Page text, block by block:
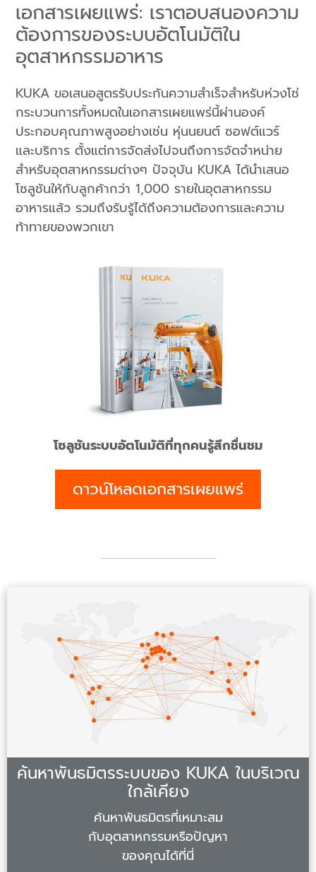
เอกสารเผยแพร่: เราตอบสนองความ
ต้องการของระบบอัตโนมัติใน
อุตสาหกรรมอาหาร
KUKA ขอเสนอสูตรรับประกันความสำเร็จสำหรับห่วงโซ่
กระบวนการทั้งหมดในเอกสารเผยแพร่นี้ผ่านองค์
ประกอบคุณภาพสูงอย่างเช่น หุ่นนยนต์ ซอฟต์แวร์
และบริการ ตั้งแต่การจัดส่งไปจนถึงการจัดจำหน่าย
สำหรับอุตสาหกรรมต่างๆ ปัจจุบัน KUKA ได้นำเสนอ
โซลูชันให้กับลูกค้ากว่า 1,000 รายในอุตสาหกรรม
อาหารแล้ว รวมถึงรับรู้ได้ถึงความต้องการและความ
ท้าทายของพวกเขา
โซลูชันระบบอัตโนมัติที่ทุกคนรู้สึกชื่นชม
ดาวน์โหลดเอกสารเผยแพร่
ค้นหาพันธมิตรระบบของ KUKA ในบริเวณ
ใกล้เคียง
ค้นหาพันธมิตรที่เหมาะสม
กับอุตสาหกรรมหรือปัญหา
ของคุณได้ที่นี่